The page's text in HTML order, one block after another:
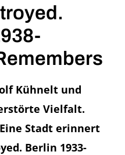
Kühnelt und
Vielfalt.
Stadt erinnert
Berlin 1933-